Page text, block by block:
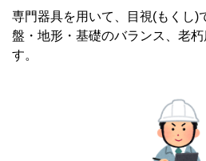
専門器具を用いて、目視(もくし)
盤・地形・基礎のバランス、老
す。